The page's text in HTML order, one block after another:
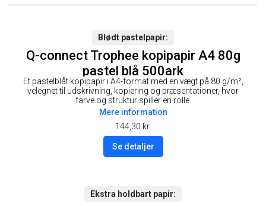
Blødt pastelpapir
Q-connect Trophee kopipapir A4 80g
pastel blå 500ark
Et pastelblåt kopipapir i A4-format med en vægt på 80 g/m²,
velegnet til udskrivning, kopiering og præsentationer, hvor
farve og struktur spiller en rolle.
144,30 kr.
Se detaljer
Mere information
Ekstra holdbart papir